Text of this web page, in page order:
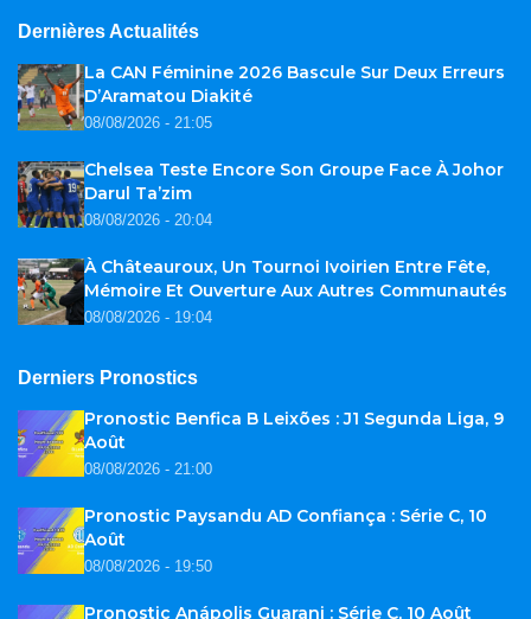
Dernières Actualités
La CAN Féminine 2026 Bascule Sur Deux Erreurs
D’Aramatou Diakité
08/08/2026 - 21:05
Chelsea Teste Encore Son Groupe Face À Johor
Darul Ta’zim
08/08/2026 - 20:04
À Châteauroux, Un Tournoi Ivoirien Entre Fête,
Mémoire Et Ouverture Aux Autres Communautés
08/08/2026 - 19:04
Derniers Pronostics
Pronostic Benfica B Leixões : J1 Segunda Liga, 9
Août
08/08/2026 - 21:00
Pronostic Paysandu AD Confiança : Série C, 10
Août
08/08/2026 - 19:50
Pronostic Anápolis Guarani : Série C, 10 Août